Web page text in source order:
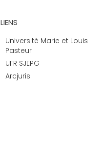
LIENS
Université Marie et Louis
Pasteur
UFR SJEPG
Arcjuris